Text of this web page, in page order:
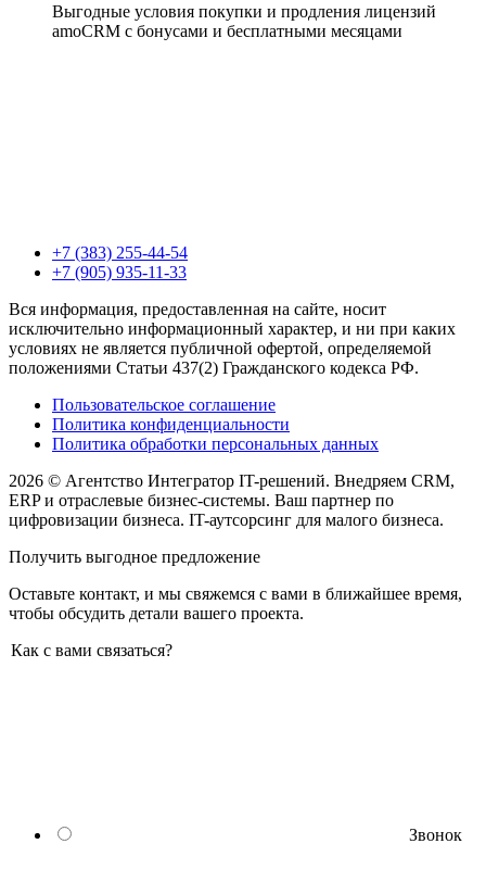
Выгодные условия покупки и продления лицензий
amoCRM с бонусами и бесплатными месяцами
+7 (383) 255-44-54
+7 (905) 935-11-33
Вся информация, предоставленная на сайте, носит
исключительно информационный характер, и ни при каких
условиях не является публичной офертой, определяемой
положениями Статьи 437(2) Гражданского кодекса РФ.
Пользовательское соглашение
Политика конфиденциальности
Политика обработки персональных данных
2026 © Агентство Интегратор IT-решений. Внедряем CRM,
ERP и отраслевые бизнес-системы. Ваш партнер по
цифровизации бизнеса. IT-аутсорсинг для малого бизнеса.
Получить выгодное предложение
Оставьте контакт, и мы свяжемся с вами в ближайшее время,
чтобы обсудить детали вашего проекта.
Как с вами связаться?
Звонок